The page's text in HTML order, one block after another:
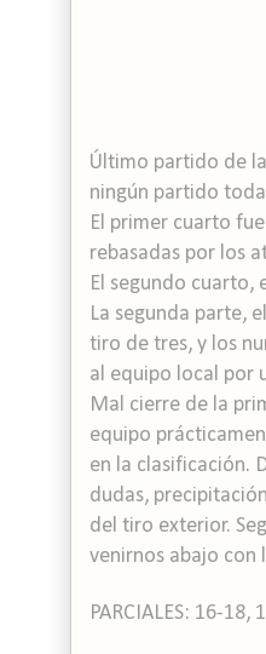
Último partido de
ningún partido
El primer cuarto
rebasadas por los
El segundo cuarto,
La segunda parte,
tiro de tres, y los
al equipo local por
Mal cierre de la
equipo
en la clasificación.
dudas,
del tiro exterior.
venirnos abajo con
PARCIALES: 16-